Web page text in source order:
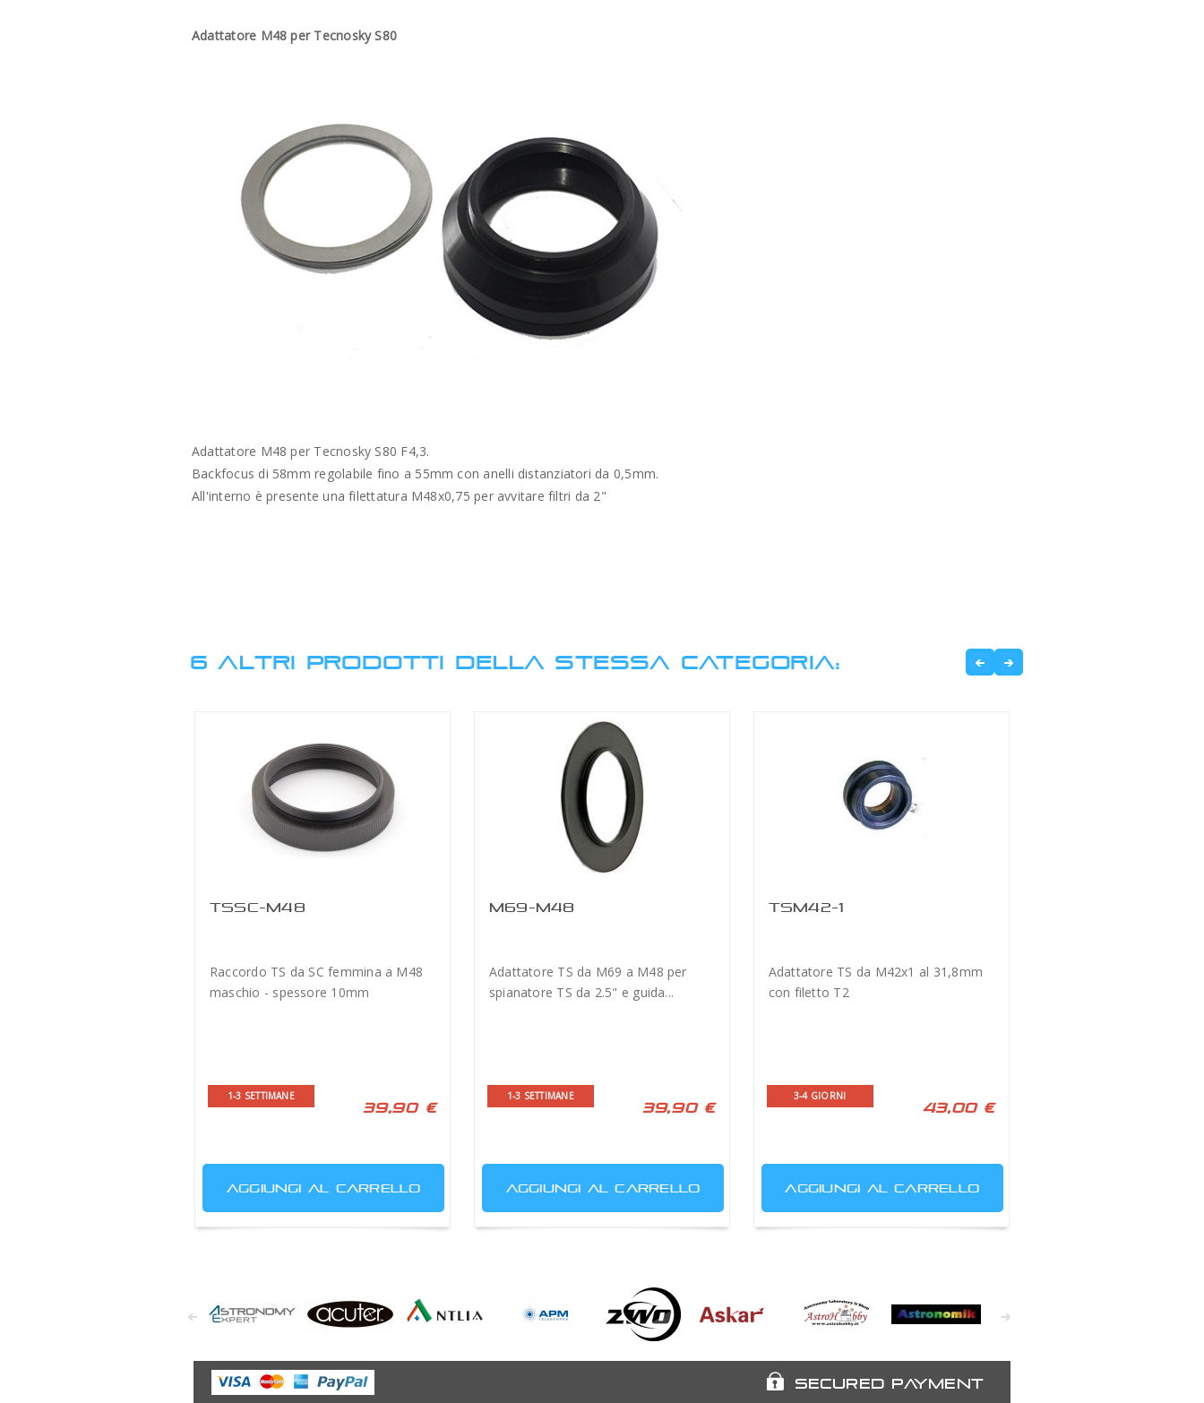
Adattatore M48 per Tecnosky S80
Adattatore M48 per Tecnosky S80 F4,3.
Backfocus di 58mm regolabile fino a 55mm con anelli distanziatori da 0,5mm.
All'interno è presente una filettatura M48x0,75 per avvitare filtri da 2"
6 ALTRI PRODOTTI DELLA STESSA CATEGORIA:
TSSC-M48
Raccordo TS da SC femmina a M48
maschio - spessore 10mm
1-3 SETTIMANE
39,90 €
AGGIUNGI AL CARRELLO
M69-M48
Adattatore TS da M69 a M48 per
spianatore TS da 2.5" e guida...
1-3 SETTIMANE
39,90 €
AGGIUNGI AL CARRELLO
TSM42-1
Adattatore TS da M42x1 al 31,8mm
con filetto T2
3-4 GIORNI
43,00 €
AGGIUNGI AL CARRELLO
Expert
SECURED PAYMENT